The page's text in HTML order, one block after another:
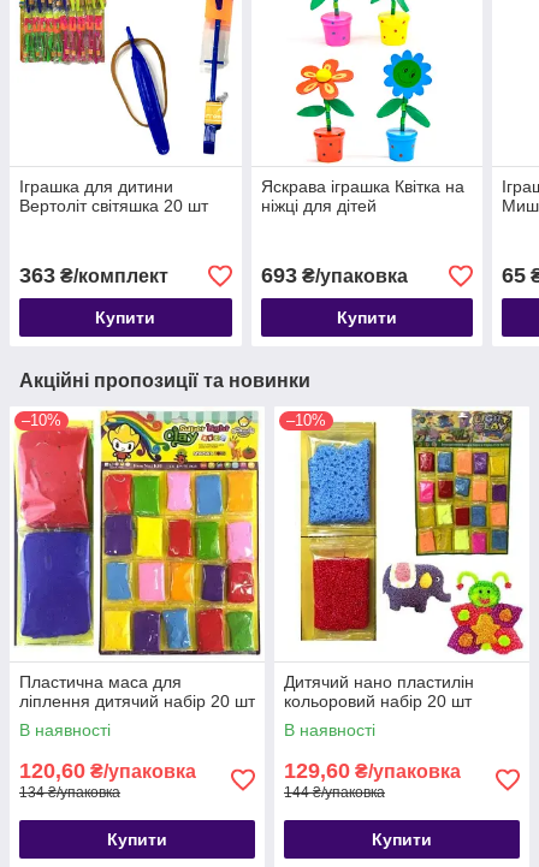
Іграшка для дитини
Вертоліт світяшка 20 шт
363 ₴/комплект
Купити
Яскрава іграшка Квітка на
ніжці для дітей
693₴/упаковка
Купити
65
Акційні пропозиції та новинки
–10%
Пластична маса для
ліплення дитячий набір 20 шт
В наявності
120,60 ₴/упаковка
134 ₴/упаковка
Купити
–10%
Дитячий нано пластилін
кольоровий набір 20 шт
В наявності
129,60 ₴/упаковка
144 ₴/упаковка
Купити